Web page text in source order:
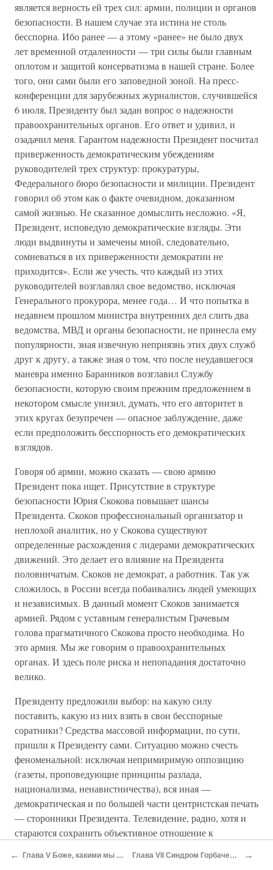
является верность ей трех сил: армии, полиции и органов
безопасности. В нашем случае эта истина не столь
бесспорна. Ибо ранее — а этому «ранее» не было двух
лет временной отдаленности — три силы были главным
оплотом и защитой консерватизма в нашей стране. Более
того, они сами были его заповедной зоной. На пресс-
конференции для зарубежных журналистов, случившейся
6 июля, Президенту был задан вопрос о надежности
правоохранительных органов. Его ответ и удивил, и
озадачил меня. Гарантом надежности Президент посчитал
приверженность демократическим убеждениям
руководителей трех структур: прокуратуры,
Федерального бюро безопасности и милиции. Президент
говорил об этом как о факте очевидном, доказанном
самой жизнью. Не сказанное домыслить несложно. «Я,
Президент, исповедую демократические взгляды. Эти
люди выдвинуты и замечены мной, следовательно,
сомневаться в их приверженности демократии не
приходится». Если же учесть, что каждый из этих
руководителей возглавлял свое ведомство, исключая
Генерального прокурора, менее года… И что попытка в
недавнем прошлом министра внутренних дел слить два
ведомства, МВД и органы безопасности, не принесла ему
популярности, зная извечную неприязнь этих двух служб
друг к другу, а также зная о том, что после неудавшегося
маневра именно Баранников возглавил Службу
безопасности, которую своим прежним предложением в
некотором смысле унизил, думать, что его авторитет в
этих кругах безупречен — опасное заблуждение, даже
если предположить бесспорность его демократических
взглядов.
Говоря об армии, можно сказать — свою армию
Президент пока ищет. Присутствие в структуре
безопасности Юрия Скокова повышает шансы
Президента. Скоков профессиональный организатор и
неплохой аналитик, но у Скокова существуют
определенные расхождения с лидерами демократических
движений. Это делает его влияние на Президента
половинчатым. Скоков не демократ, а работник. Так уж
сложилось, в России всегда побаивались людей умеющих
и независимых. В данный момент Скоков занимается
армией. Рядом с уставным генералистым Грачевым
голова прагматичного Скокова просто необходима. Но
это армия. Мы же говорим о правоохранительных
органах. И здесь поле риска и непопадания достаточно
велико.
Президенту предложили выбор: на какую силу
поставить, какую из них взять в свои бесспорные
соратники? Средства массовой информации, по сути,
пришли к Президенту сами. Ситуацию можно счесть
феноменальной: исключая непримиримую оппозицию
(газеты, проповедующие принципы разлада,
национализма, ненавистничества), вся иная —
демократическая и по большей части центристская печать
— сторонники Президента. Телевидение, радио, хотя и
стараются сохранить объективное отношение к
симпатизируют Президенту.
← Глава V Боже, какими мы были наивными Глава VII Синдром Горбачева, или Накануне →